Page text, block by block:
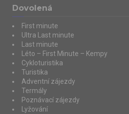
Dovolená
First minute
Ultra Last minute
Last minute
Léto – First Minute – Kempy
Cykloturistika
Turistika
Adventní zájezdy
Termály
Poznávací zájezdy
Lyžování